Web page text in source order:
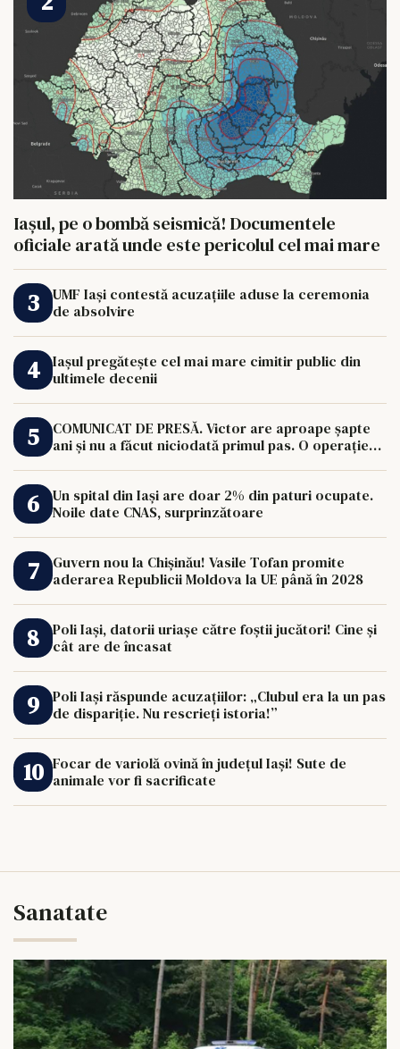
Iașul, pe o bombă seismică! Documentele
oficiale arată unde este pericolul cel mai mare
UMF Iași contestă acuzațiile aduse la ceremonia
de absolvire
Iașul pregătește cel mai mare cimitir public din
ultimele decenii
COMUNICAT DE PRESĂ. Victor are aproape șapte
ani și nu a făcut niciodată primul pas. O operație
Un spital din Iași are doar 2% din paturi ocupate.
Noile date CNAS, surprinzătoare
Guvern nou la Chișinău! Vasile Tofan promite
aderarea Republicii Moldova la UE până în 2028
Poli Iași, datorii uriașe către foștii jucători! Cine și
cât are de încasat
Poli Iași răspunde acuzațiilor: „Clubul era la un pas
de dispariție. Nu rescrieți istoria!”
Focar de variolă ovină în județul Iași! Sute de
animale vor fi sacrificate
Sanatate